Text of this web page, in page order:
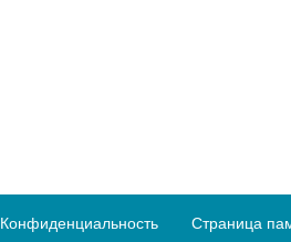
Конфиденциальность Страница